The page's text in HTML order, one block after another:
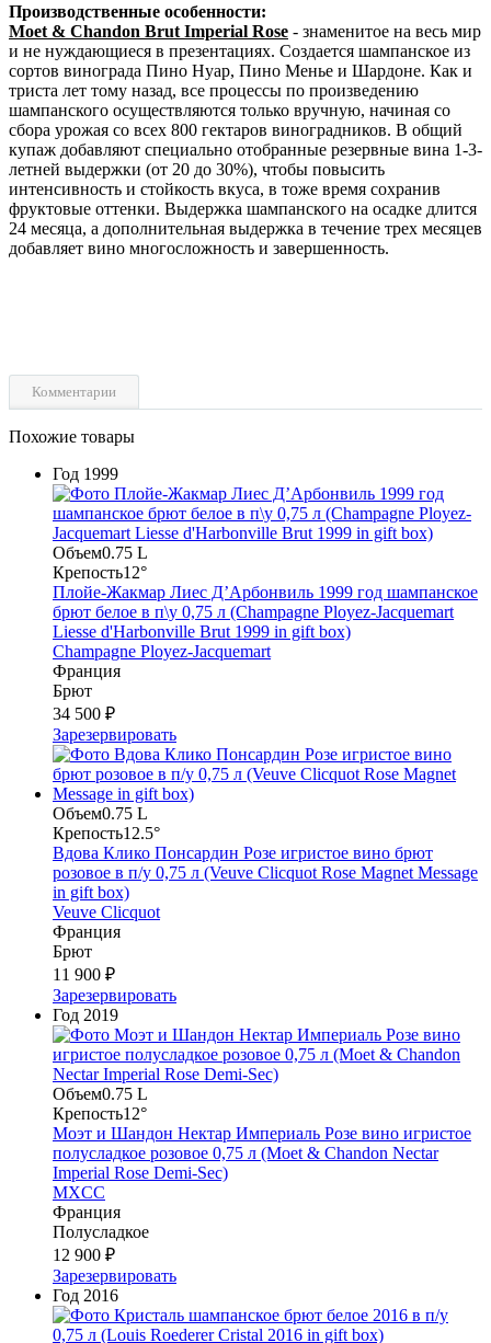
Производственные особенности:
Moet & Chandon Brut Imperial Rose - знаменитое на весь мир
и не нуждающиеся в презентациях. Создается шампанское из
сортов винограда Пино Нуар, Пино Менье и Шардоне. Как и
триста лет тому назад, все процессы по произведению
шампанского осуществляются только вручную, начиная со
сбора урожая со всех 800 гектаров виноградников. В общий
купаж добавляют специально отобранные резервные вина 1-3-
летней выдержки (от 20 до 30%), чтобы повысить
интенсивность и стойкость вкуса, в тоже время сохранив
фруктовые оттенки. Выдержка шампанского на осадке длится
24 месяца, а дополнительная выдержка в течение трех месяцев
добавляет вино многосложность и завершенность.
Комментарии
Похожие товары
Год 1999
Объем0.75 L
Крепость12°
Плойе-Жакмар Лиес Д’Арбонвиль 1999 год шампанское
брют белое в п\у 0,75 л (Champagne Ployez-Jacquemart
Liesse d'Harbonville Brut 1999 in gift box)
Champagne Ployez-Jacquemart
Франция
Брют
34 500 ₽
Зарезервировать
Объем0.75 L
Крепость12.5°
Вдова Клико Понсардин Розе игристое вино брют
розовое в п/у 0,75 л (Veuve Clicquot Rose Magnet Message
in gift box)
Veuve Clicquot
Франция
Брют
11 900 ₽
Зарезервировать
Год 2019
Объем0.75 L
Крепость12°
Моэт и Шандон Нектар Империаль Розе вино игристое
полусладкое розовое 0,75 л (Moet & Chandon Nectar
Imperial Rose Demi-Sec)
MXCC
Франция
Полусладкое
12 900 ₽
Зарезервировать
Год 2016